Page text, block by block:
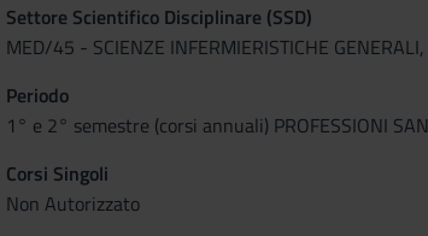
Settore Scientifico Disciplinare (SSD)
MED/45 - SCIENZE INFERMIERISTICHE
Periodo
1° e 2° semestre (corsi annuali) PROFESSIONI
Corsi Singoli
Non Autorizzato